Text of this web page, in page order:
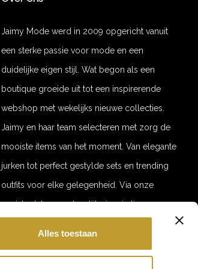
Alles toestaan
Jaimy Mode werd in 2009 opgericht vanuit
een sterke passie voor mode en een
duidelijke eigen stijl. Wat begon als een
boutique groeide uit tot een inspirerende
webshop met wekelijks nieuwe collecties.
Jaimy en haar team selecteren met zorg de
mooiste items van het moment. Van elegante
jurken tot perfect gestylde sets en trending
outfits voor elke gelegenheid. Via onze
socials delen we dagelijks inspiratie en
Hi babe 💕